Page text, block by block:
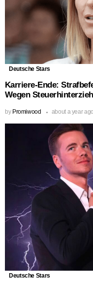
Deutsche Stars
Karriere-Ende:
Wegen
by Promiwood about a year ago
Deutsche Stars